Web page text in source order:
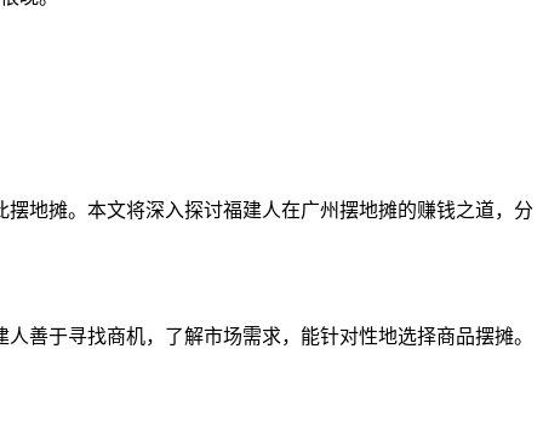
地摊。本文将深入探讨福建人在广州摆地摊的赚钱之道，分
善于寻找商机，了解市场需求，能针对性地选择商品摆摊。